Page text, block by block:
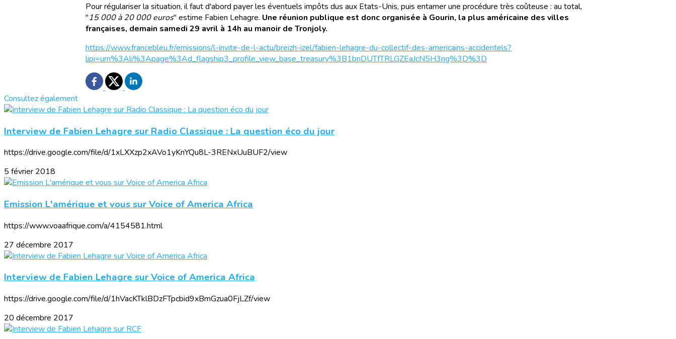
Pour régulariser la situation, il faut d'abord payer les éventuels impôts dus aux Etats-Unis, puis entamer une procédure très coûteuse : au total,
"15 000 à 20 000 euros" estime Fabien Lehagre. Une réunion publique est donc organisée à Gourin, la plus américaine des villes
françaises, demain samedi 29 avril à 14h au manoir de Tronjoly.
https://www.francebleu.fr/emissions/l-invite-de-l-actu/breizh-izel/fabien-lehagre-du-collectif-des-americains-accidentels?
lipi=urn%3Ali%3Apage%3Ad_flagship3_profile_view_base_treasury%3B1bnDUTfTRLGZEaJcN5H3ng%3D%3D
Consultez également
Interview de Fabien Lehagre sur Radio Classique : La question éco du jour
https://drive.google.com/file/d/1xLXXzp2xAVo1yKnYQu8L-3RENxUuBUF2/view
5 février 2018
Emission L'amérique et vous sur Voice of America Africa
https://www.voaafrique.com/a/4154581.html
27 décembre 2017
Interview de Fabien Lehagre sur Voice of America Africa
https://drive.google.com/file/d/1hVacKTklBDzFTpcbid9xBmGzua0FjLZf/view
20 décembre 2017